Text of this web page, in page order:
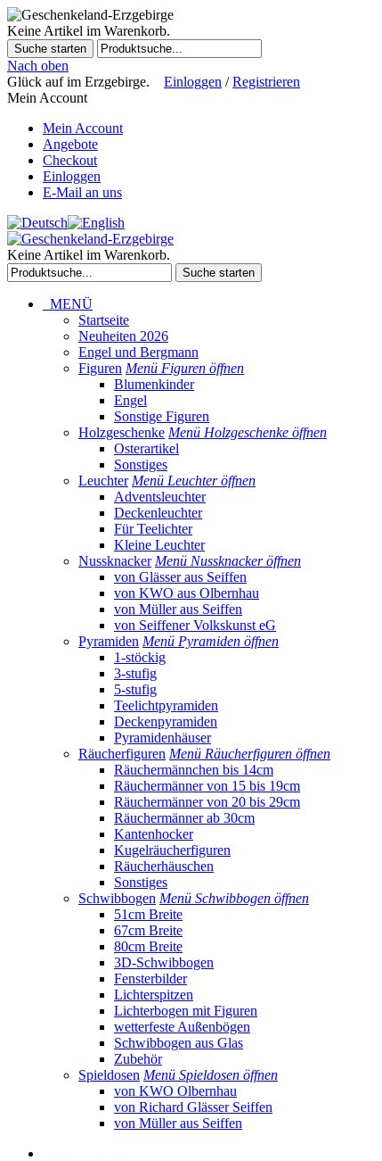
Keine Artikel im Warenkorb.
Suche starten
Nach oben
Glück auf im Erzgebirge.
Einloggen /Registrieren
Mein Account
Mein Account
Angebote
Checkout
Einloggen
E-Mail an uns
Keine Artikel im Warenkorb.
Suche starten
MENÜ
Startseite
Neuheiten 2026
Engel und Bergmann
Figuren Menü Figuren öffnen
Blumenkinder
Engel
Sonstige Figuren
Holzgeschenke Menü Holzgeschenke öffnen
Osterartikel
Sonstiges
Leuchter Menü Leuchter öffnen
Adventsleuchter
Deckenleuchter
Für Teelichter
Kleine Leuchter
Nussknacker Menü Nussknacker öffnen
von Glässer aus Seiffen
von KWO aus Olbernhau
von Müller aus Seiffen
von Seiffener Volkskunst eG
Pyramiden Menü Pyramiden öffnen
1-stöckig
3-stufig
5-stufig
Teelichtpyramiden
Deckenpyramiden
Pyramidenhäuser
Räucherfiguren Menü Räucherfiguren öffnen
Räuchermännchen bis 14cm
Räuchermänner von 15 bis 19cm
Räuchermänner von 20 bis 29cm
Räuchermänner ab 30cm
Kantenhocker
Kugelräucherfiguren
Räucherhäuschen
Sonstiges
Schwibbogen Menü Schwibbogen öffnen
51cm Breite
67cm Breite
80cm Breite
3D-Schwibbogen
Fensterbilder
Lichterspitzen
Lichterbogen mit Figuren
wetterfeste Außenbögen
Schwibbogen aus Glas
Zubehör
Spieldosen Menü Spieldosen öffnen
von KWO Olbernhau
von Richard Glässer Seiffen
von Müller aus Seiffen